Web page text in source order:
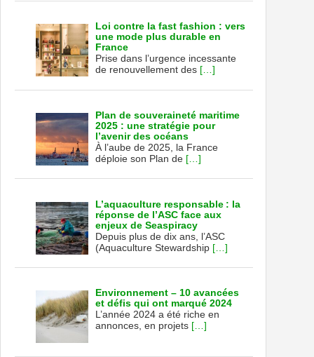
Loi contre la fast fashion : vers
une mode plus durable en
France
Prise dans l’urgence incessante
de renouvellement des […]
Plan de souveraineté maritime
2025 : une stratégie pour
l’avenir des océans
À l’aube de 2025, la France
déploie son Plan de […]
L’aquaculture responsable : la
réponse de l’ASC face aux
enjeux de Seaspiracy
Depuis plus de dix ans, l’ASC
(Aquaculture Stewardship […]
Environnement – 10 avancées
et défis qui ont marqué 2024
L’année 2024 a été riche en
annonces, en projets […]